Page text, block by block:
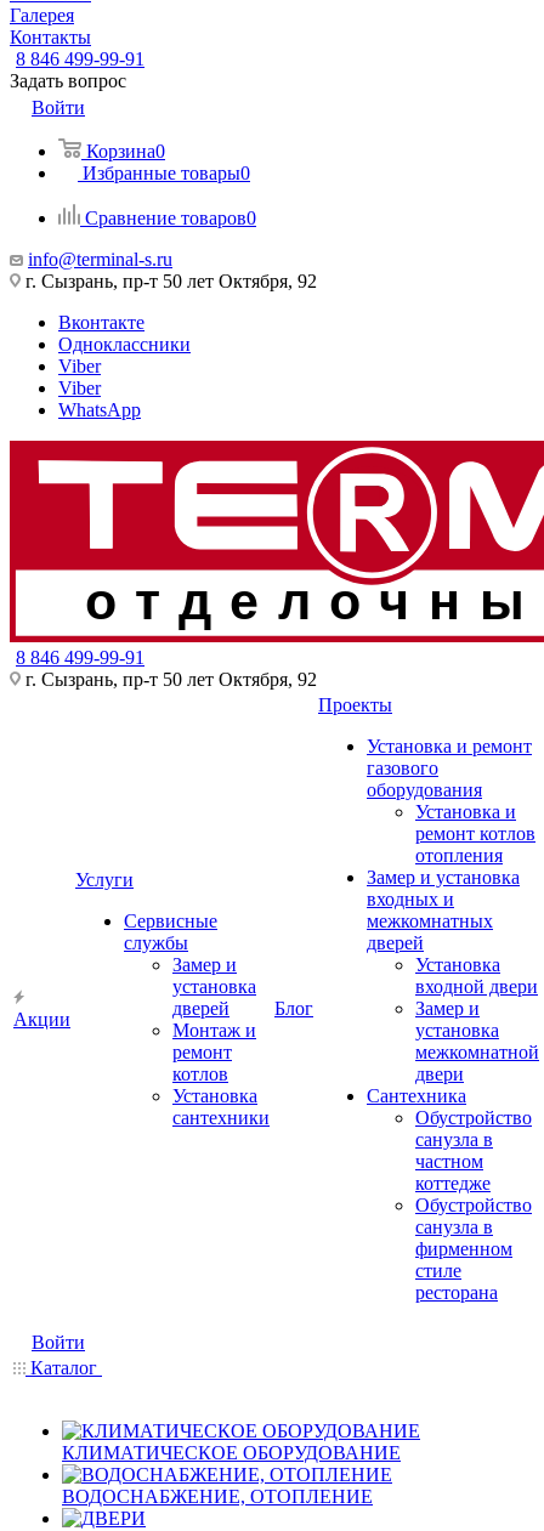
Галерея
Контакты
8 846 499-99-91
Задать вопрос
Войти
Корзина0
Избранные товары0
Сравнение товаров0
info@terminal-s.ru
г. Сызрань, пр-т 50 лет Октября, 92
Вконтакте
Одноклассники
Viber
Viber
WhatsApp
8 846 499-99-91
г. Сызрань, пр-т 50 лет Октября, 92
Акции
Услуги
Сервисные
службы
Замер и
установка
дверей
Монтаж и
ремонт
котлов
Установка
сантехники
Блог
Проекты
Установка и ремонт
газового
оборудования
Установка и
ремонт котлов
отопления
Замер и установка
входных и
межкомнатных
дверей
Установка
входной двери
Замер и
установка
межкомнатной
двери
Сантехника
Обустройство
санузла в
частном
коттедже
Обустройство
санузла в
фирменном
стиле
ресторана
Войти
Каталог
КЛИМАТИЧЕСКОЕ ОБОРУДОВАНИЕ
ВОДОСНАБЖЕНИЕ, ОТОПЛЕНИЕ